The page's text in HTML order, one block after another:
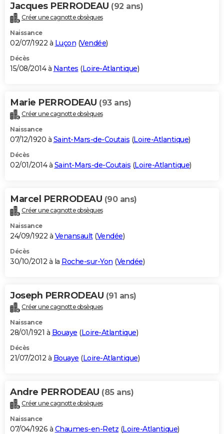
Jacques PERRODEAU (92 ans)
Créer une cagnotte obsèques
Naissance
02/07/1922 à Luçon (Vendée)
Décès
15/08/2014 à Nantes (Loire-Atlantique)
Marie PERRODEAU (93 ans)
Créer une cagnotte obsèques
Naissance
07/12/1920 à Saint-Mars-de-Coutais (Loire-Atlantique)
Décès
02/01/2014 à Saint-Mars-de-Coutais (Loire-Atlantique)
Marcel PERRODEAU (90 ans)
Créer une cagnotte obsèques
Naissance
24/09/1922 à Venansault(Vendée)
Décès
30/10/2012 à la Roche-sur-Yon (Vendée)
Joseph PERRODEAU (91 ans)
Créer une cagnotte obsèques
Naissance
28/01/1921 à Bouaye (Loire-Atlantique)
Décès
21/07/2012 à Bouaye (Loire-Atlantique)
Andre PERRODEAU (85 ans)
Créer une cagnotte obsèques
Naissance
07/04/1926 à Chaumes-en-Retz (Loire-Atlantique)